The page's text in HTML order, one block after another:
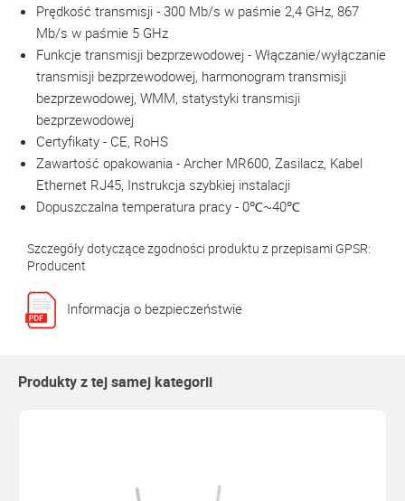
Prędkość transmisji - 300 Mb/s w paśmie 2,4 GHz, 867
Mb/s w paśmie 5 GHz
Funkcje transmisji bezprzewodowej - Włączanie/wyłączanie
transmisji bezprzewodowej, harmonogram transmisji
bezprzewodowej, WMM, statystyki transmisji
bezprzewodowej
Certyfikaty - CE, RoHS
Zawartość opakowania - Archer MR600, Zasilacz, Kabel
Ethernet RJ45, Instrukcja szybkiej instalacji
Dopuszczalna temperatura pracy - 0℃~40℃
Szczegóły dotyczące zgodności produktu z przepisami GPSR:
Producent
Informacja o bezpieczeństwie
Produkty z tej samej kategorii